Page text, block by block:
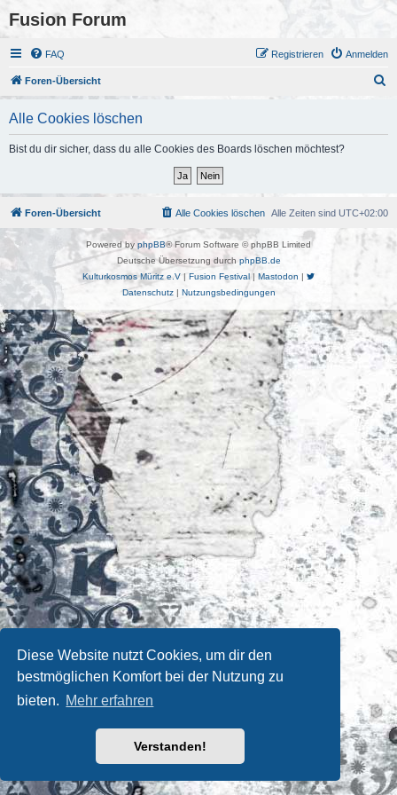
Diese Website nutzt Cookies, um dir den
bestmöglichen Komfort bei der Nutzung zu
bieten. Mehr erfahren
Verstanden!
Fusion Forum
FAQ Anmelden
Registrieren
Foren-Übersicht
Alle Cookies löschen
Bist du dir sicher, dass du alle Cookies des Boards löschen möchtest?
Foren-Übersicht Alle Zeiten sind UTC+02:00
Alle Cookies löschen
Powered by phpBB® Forum Software © phpBB Limited
Deutsche Übersetzung durch phpBB.de
Kulturkosmos Müritz e.V | Fusion Festival| Mastodon |
Datenschutz| Nutzungsbedingungen